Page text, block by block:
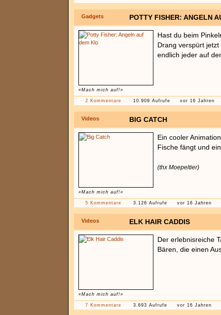
Gadgets POTTY FISHER: ANGELN
«Mach mich auf!»
Hast du beim
Drang verspürt
endlich jeder auf
2 Kommentare 10.909 Aufrufe vor 16 Jahren
Videos BIG CATCH
«Mach mich auf!»
Ein cooler
Fische fängt und
(thx Moepeltier)
5 Kommentare 3.126 Aufrufe vor 16 Jahren
Videos ELK HAIR CADDIS
«Mach mich auf!»
Der erlebnisreiche
Bären, die einen
7 Kommentare 3.693 Aufrufe vor 16 Jahren